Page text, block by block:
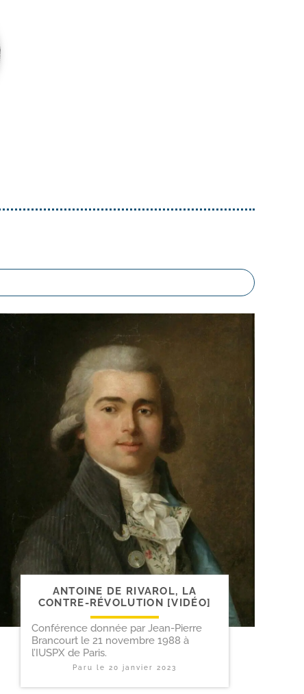
ANTOINE DE RIVAROL, LA
CONTRE-​RÉVOLUTION [VIDÉO]
Conférence donnée par Jean-Pierre
Brancourt le 21 novembre 1988 à
l’IUSPX de Paris.
Paru le 20 janvier 2023